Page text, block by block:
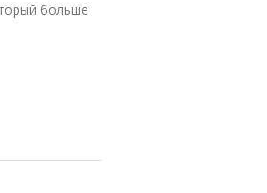
больше